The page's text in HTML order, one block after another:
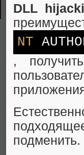
DLL
NT
,
подменить.